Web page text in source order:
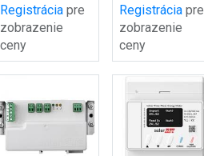
hasiace
zariadenie
Registrácia pre
zobrazenie
ceny
modul pre
elektrické
skrine
Registrácia pre
zobrazenie
ceny